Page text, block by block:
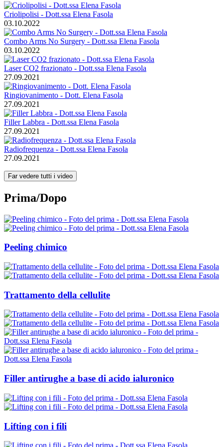
Criolipolisi - Dott.ssa Elena Fasola
03.10.2022
Combo Arms No Surgery - Dott.ssa Elena Fasola
03.10.2022
Laser CO2 frazionato - Dott.ssa Elena Fasola
27.09.2021
Ringiovanimento - Dott. Elena Fasola
27.09.2021
Filler Labbra - Dott.ssa Elena Fasola
27.09.2021
Radiofrequenza - Dott.ssa Elena Fasola
27.09.2021
Far vedere tutti i video
Prima/Dopo
Peeling chimico
Trattamento della cellulite
Filler antirughe a base di acido ialuronico
Lifting con i fili